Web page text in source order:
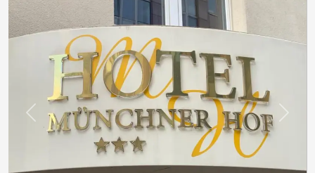
Previous Next